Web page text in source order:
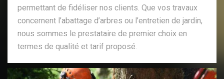
permettant de fidéliser nos clients. Que vos travaux
concernent l’abattage d’arbres ou l’entretien de jardin,
nous sommes le prestataire de premier choix en
termes de qualité et tarif proposé.